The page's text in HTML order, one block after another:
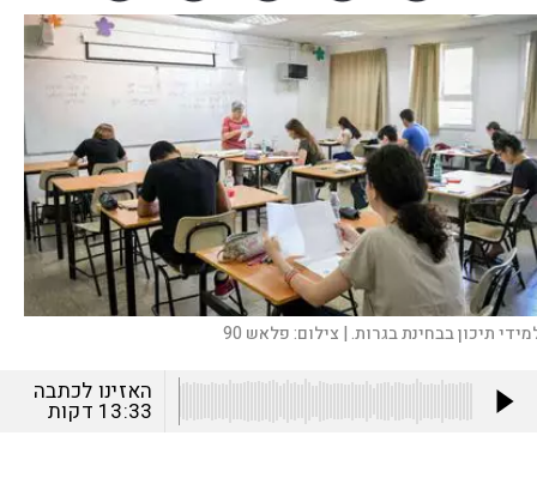
תיכון בבחינת בגרות. | צילום:פלאש 90
האזינו לכתבה
13:33 דקות